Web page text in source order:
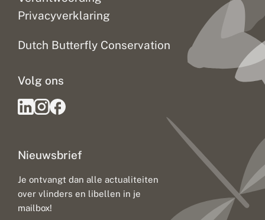
Privacyverklaring
Dutch Butterfly Conservation
Nieuwsbrief
Je ontvangt dan alle actualiteiten
over vlinders en libellen in je
mailbox!
Volg ons